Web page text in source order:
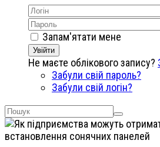
Запам'ятати мене
Увійти
Не маєте облікового запису?
Забули свій пароль?
Забули свій логін?